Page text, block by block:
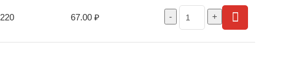
220 67.00 ₽